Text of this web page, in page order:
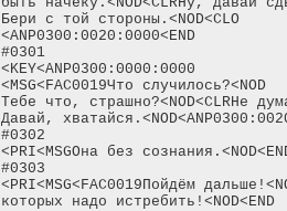
Бери с той стороны.<NOD<CLO
<ANP0300:0020:0000<END
#0301
<KEY<ANP0300:0000:0000
<MSG<FAC0019Что случилось?<NOD
Тебе что, страшно?<NOD<CLRНе
Давай,
#0302
<PRI<MSGОна без
#0303
<PRI<MSG<FAC0019Пойдём
которых надо истребить!<NOD<END